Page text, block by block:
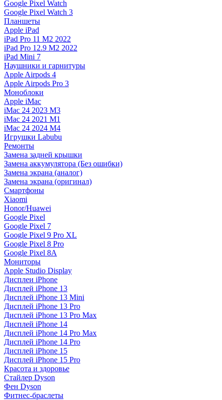
Google Pixel Watch
Google Pixel Watch 3
Планшеты
Apple iPad
iPad Pro 11 M2 2022
iPad Pro 12.9 M2 2022
iPad Mini 7
Наушники и гарнитуры
Apple Airpods 4
Apple Airpods Pro 3
Моноблоки
Apple iMac
iMac 24 2023 M3
iMac 24 2021 M1
iMac 24 2024 M4
Игрушки Labubu
Ремонты
Замена задней крышки
Замена аккумулятора (Без ошибки)
Замена экрана (аналог)
Замена экрана (оригинал)
Смартфоны
Xiaomi
Honor/Huawei
Google Pixel
Google Pixel 7
Google Pixel 9 Pro XL
Google Pixel 8 Pro
Google Pixel 8A
Мониторы
Apple Studio Display
Дисплеи iPhone
Дисплей iPhone 13
Дисплей iPhone 13 Mini
Дисплей iPhone 13 Pro
Дисплей iPhone 13 Pro Max
Дисплей iPhone 14
Дисплей iPhone 14 Pro Max
Дисплей iPhone 14 Pro
Дисплей iPhone 15
Дисплей iPhone 15 Pro
Красота и здоровье
Стайлер Dyson
Фен Dyson
Фитнес-браслеты